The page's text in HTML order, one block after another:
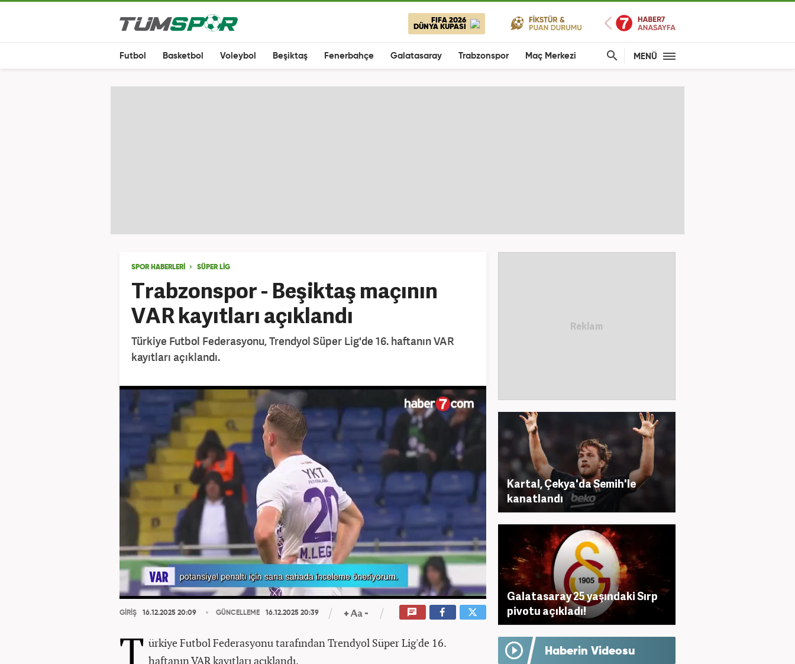
FIFA 2026
DÜNYA KUPASI
Futbol Basketbol Voleybol Beşiktaş Fenerbahçe Galatasaray Trabzonspor Maç Merkezi MENÜ
SPOR HABERLERİ SÜPER LİG
Trabzonspor - Beşiktaş maçının
VAR kayıtları açıklandı
Türkiye Futbol Federasyonu, Trendyol Süper Lig'de 16. haftanın VAR
kayıtları açıklandı.
GİRİŞ 16.12.2025 20:09 GÜNCELLEME 16.12.2025 20:39
T ürkiye Futbol Federasyonu tarafından Trendyol Süper Lig'de 16.
haftanın VAR kayıtları açıklandı.
Kartal, Çekya'da Semih'le
kanatlandı
Galatasaray 25 yaşındaki Sırp
pivotu açıkladı!
Haberin Videosu